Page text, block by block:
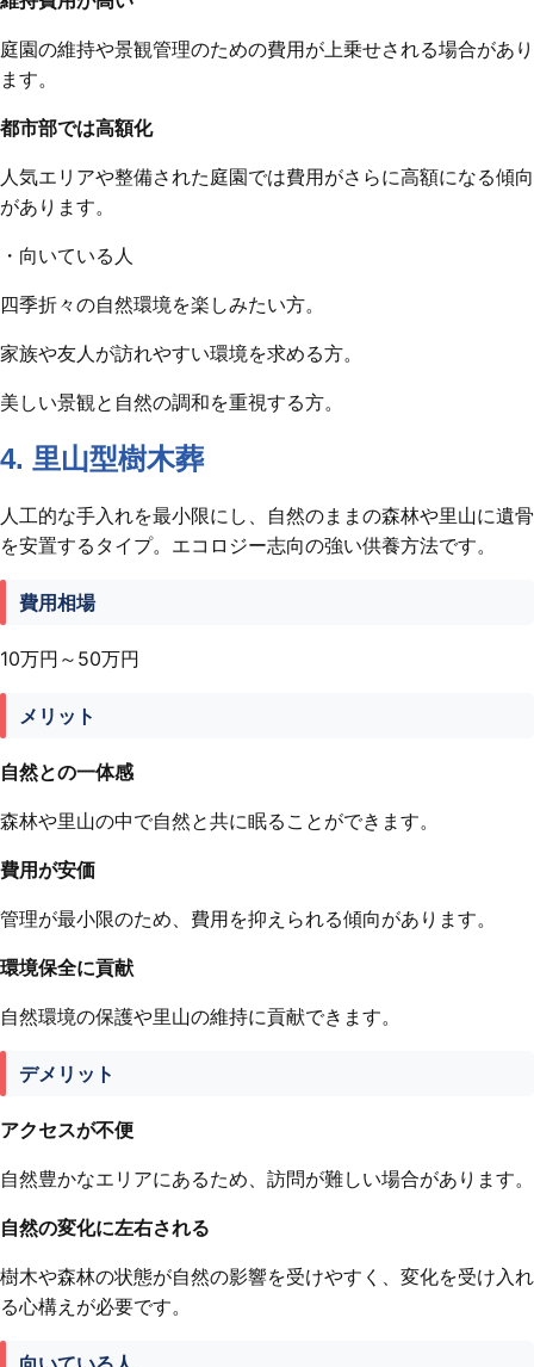
庭園の維持や景観管理のための費用が上乗せされる場合があり
ます。
都市部では高額化
人気エリアや整備された庭園では費用がさらに高額になる傾向
があります。
・向いている人
四季折々の自然環境を楽しみたい方。
家族や友人が訪れやすい環境を求める方。
美しい景観と自然の調和を重視する方。
4. 里山型樹木葬
人工的な手入れを最小限にし、自然のままの森林や里山に遺骨
を安置するタイプ。エコロジー志向の強い供養方法です。
費用相場
10万円～50万円
メリット
自然との一体感
森林や里山の中で自然と共に眠ることができます。
費用が安価
管理が最小限のため、費用を抑えられる傾向があります。
環境保全に貢献
自然環境の保護や里山の維持に貢献できます。
デメリット
アクセスが不便
自然豊かなエリアにあるため、訪問が難しい場合があります。
自然の変化に左右される
樹木や森林の状態が自然の影響を受けやすく、変化を受け入れ
る心構えが必要です。